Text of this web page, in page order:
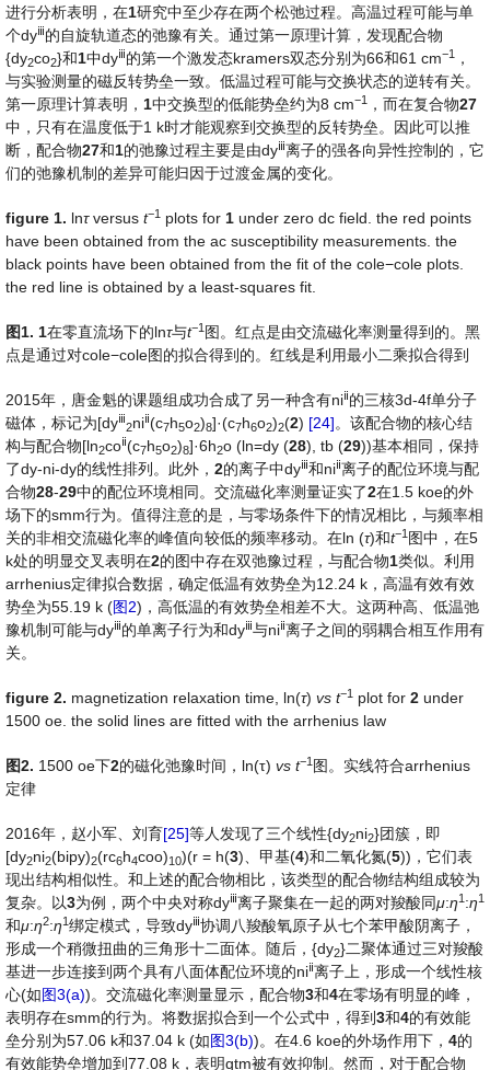
进行分析表明，在1研究中至少存在两个松弛过程。高温过程可能与单
个dyⅲ的自旋轨道态的弛豫有关。通过第一原理计算，发现配合物
{dy2co2}和1中dyⅲ的第一个激发态kramers双态分别为66和61 cm−1
，
与实验测量的磁反转势垒一致。低温过程可能与交换状态的逆转有关。
第一原理计算表明， 1中交换型的低能势垒约为8 cm−1 ，而在复合物27
中，只有在温度低于1 k时才能观察到交换型的反转势垒。因此可以推
断，配合物27和1的弛豫过程主要是由dyⅲ离子的强各向异性控制的，它
们的弛豫机制的差异可能归因于过渡金属的变化。
figure 1. lnτversus t−1 plots for 1 under zero dc field. the red points
have been obtained from the ac susceptibility measurements. the
black points have been obtained from the fit of the cole−cole plots.
the red line is obtained by a least-squares fit.
图1. 1在零直流场下的lnτ与t−1 图。红点是由交流磁化率测量得到的。黑
点是通过对cole−cole图的拟合得到的。红线是利用最小二乘拟合得到
2015年，唐金魁的课题组成功合成了另一种含有niⅱ的三核3d-4f单分子
磁体，标记为[dyⅲ
2niⅱ(c7h5o2)8]·(c7h6o2)2(2) [24]。该配合物的核心结
构与配合物[ln2coⅱ(c7h5o2)8]·6h2o (ln=dy (28), tb (29))基本相同，保持
了dy-ni-dy的线性排列。此外， 2的离子中dyⅲ和niⅱ离子的配位环境与配
合物28-29中的配位环境相同。交流磁化率测量证实了2在1.5 koe的外
场下的smm行为。值得注意的是，与零场条件下的情况相比，与频率相
关的非相交流磁化率的峰值向较低的频率移动。在ln (τ)和t−1 图中，在5
k处的明显交叉表明在2的图中存在双弛豫过程，与配合物1类似。利用
arrhenius定律拟合数据，确定低温有效势垒为12.24 k，高温有效有效
势垒为55.19 k (图2)，高低温的有效势垒相差不大。这两种高、低温弛
豫机制可能与dyⅲ的单离子行为和dyⅲ与niⅱ离子之间的弱耦合相互作用有
关。
figure 2. magnetization relaxation time, ln(τ) vs t−1 plot for 2 under
1500 oe. the solid lines are fitted with the arrhenius law
图2. 1500 oe下2的磁化弛豫时间，ln(τ) vs t−1 图。实线符合arrhenius
定律
2016年，赵小军、刘育[25]等人发现了三个线性{dy2ni2}团簇，即
[dy2ni2(bipy)2(rc6h4coo)10)(r = h(3)、甲基(4)和二氧化氮(5))，它们表
现出结构相似性。和上述的配合物相比，该类型的配合物结构组成较为
复杂。以3为例，两个中央对称dyⅲ离子聚集在一起的两对羧酸同μ:η1 :η1
和μ:η2:η1绑定模式，导致dyⅲ协调八羧酸氧原子从七个苯甲酸阴离子，
形成一个稍微扭曲的三角形十二面体。随后，{dy2}二聚体通过三对羧酸
基进一步连接到两个具有八面体配位环境的niⅱ离子上，形成一个线性核
心(如图3(a))。交流磁化率测量显示，配合物3和4在零场有明显的峰，
表明存在smm的行为。将数据拟合到一个公式中，得到3和4的有效能
垒分别为57.06 k和37.04 k (如图3(b))。在4.6 koe的外场作用下， 4的
有效能势垒增加到77.08 k，表明qtm被有效抑制。然而，对于配合物